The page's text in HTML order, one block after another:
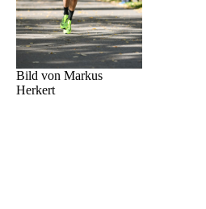
Bild von Markus
Herkert